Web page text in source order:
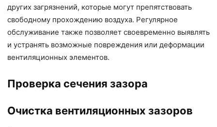
других загрязнений, которые могут препятствовать
свободному прохождению воздуха. Регулярное
обслуживание также позволяет своевременно выявлять
и устранять возможные повреждения или деформации
вентиляционных элементов.
Проверка сечения зазора
Очистка вентиляционных зазоров